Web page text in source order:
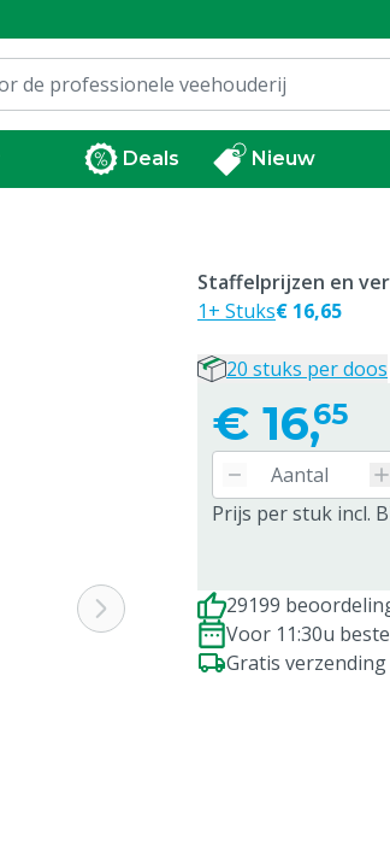
Deals Nieuw
€ 16,65
Prijs per stuk incl.
Staffelprijzen en
1+ Stuks€ 16,65
20 stuks per doos
29199
Voor 11:30u
Gratis verzending